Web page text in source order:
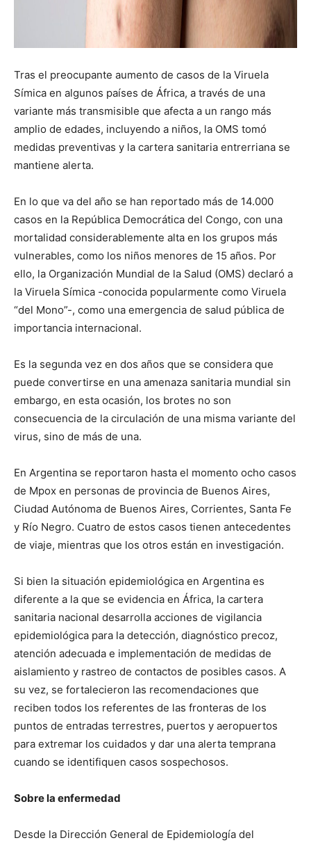
Tras el preocupante aumento de casos de la Viruela
Símica en algunos países de África, a través de una
variante más transmisible que afecta a un rango más
amplio de edades, incluyendo a niños, la OMS tomó
medidas preventivas y la cartera sanitaria entrerriana se
mantiene alerta.
En lo que va del año se han reportado más de 14.000
casos en la República Democrática del Congo, con una
mortalidad considerablemente alta en los grupos más
vulnerables, como los niños menores de 15 años. Por
ello, la Organización Mundial de la Salud (OMS) declaró a
la Viruela Símica -conocida popularmente como Viruela
“del Mono”-, como una emergencia de salud pública de
importancia internacional.
Es la segunda vez en dos años que se considera que
puede convertirse en una amenaza sanitaria mundial sin
embargo, en esta ocasión, los brotes no son
consecuencia de la circulación de una misma variante del
virus, sino de más de una.
En Argentina se reportaron hasta el momento ocho casos
de Mpox en personas de provincia de Buenos Aires,
Ciudad Autónoma de Buenos Aires, Corrientes, Santa Fe
y Río Negro. Cuatro de estos casos tienen antecedentes
de viaje, mientras que los otros están en investigación.
Si bien la situación epidemiológica en Argentina es
diferente a la que se evidencia en África, la cartera
sanitaria nacional desarrolla acciones de vigilancia
epidemiológica para la detección, diagnóstico precoz,
atención adecuada e implementación de medidas de
aislamiento y rastreo de contactos de posibles casos. A
su vez, se fortalecieron las recomendaciones que
reciben todos los referentes de las fronteras de los
puntos de entradas terrestres, puertos y aeropuertos
para extremar los cuidados y dar una alerta temprana
cuando se identifiquen casos sospechosos.
Sobre la enfermedad
Desde la Dirección General de Epidemiología del